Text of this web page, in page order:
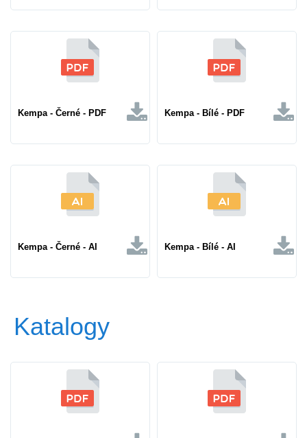
Kempa - Černé - PDF Kempa - Bílé - PDF
Kempa - Černé - AI Kempa - Bílé - AI
Katalogy